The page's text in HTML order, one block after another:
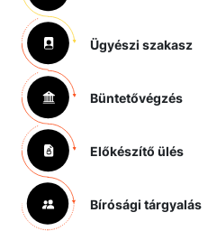
Ügyészi szakasz
Büntetővégzés
Előkészítő ülés
Bírósági tárgyalás